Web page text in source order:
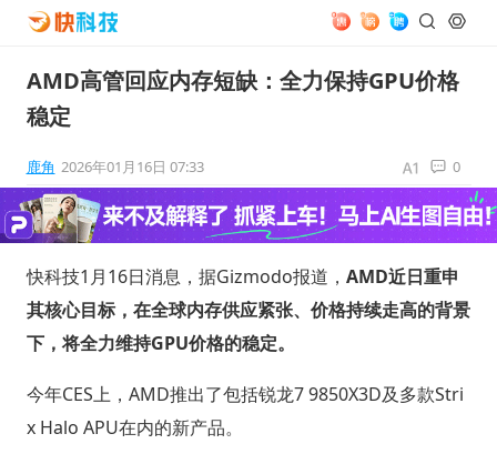
AMD高管回应内存短缺：全力保持GPU价格
稳定
鹿角 2026年01月16日 07:33 0
快科技1月16日消息，据Gizmodo报道， AMD近日重申
其核心目标，在全球内存供应紧张、价格持续走高的背景
下，将全力维持GPU价格的稳定。
今年CES上，AMD推出了包括锐龙7 9850X3D及多款Stri
x Halo APU在内的新产品。